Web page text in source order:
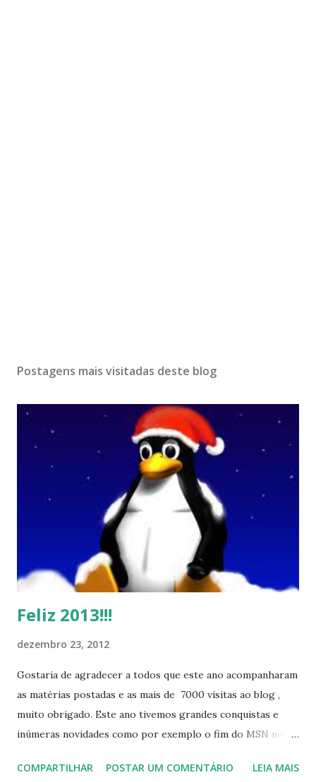
Postagens mais visitadas deste blog
Feliz 2013!!!
dezembro 23, 2012
Gostaria de agradecer a todos que este ano acompanharam
as matérias postadas e as mais de 7000 visitas ao blog ,
muito obrigado. Este ano tivemos grandes conquistas e
inúmeras novidades como por exemplo o fim do MSN no
do Kaiana que será lançada em 2013, distro nacional , a
COMPARTILHAR POSTAR UM COMENTÁRIO LEIA MAIS